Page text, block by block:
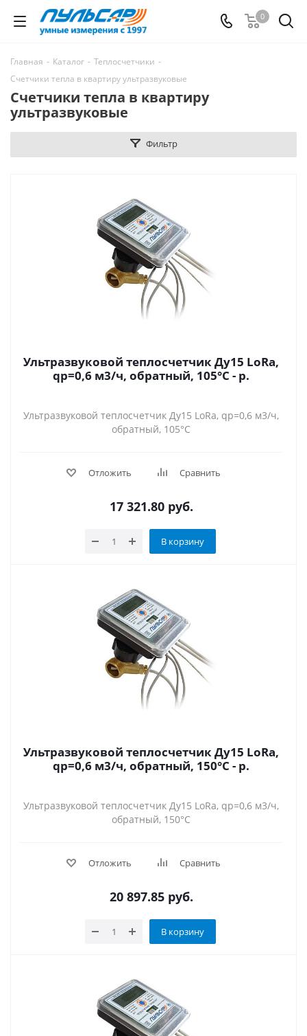
0
Главная - Каталог - Теплосчетчики -
Счетчики тепла в квартиру ультразвуковые
Счетчики тепла в квартиру
ультразвуковые
Фильтр
Ультразвуковой теплосчетчик Ду15 LoRa,
qp=0,6 м3/ч, обратный, 105°C - р.
Ультразвуковой теплосчетчик Ду15 LoRa, qp=0,6 м3/ч,
обратный, 105°C
Отложить Сравнить
17 321.80руб.
В корзину
Ультразвуковой теплосчетчик Ду15 LoRa,
qp=0,6 м3/ч, обратный, 150°C - р.
Ультразвуковой теплосчетчик Ду15 LoRa, qp=0,6 м3/ч,
обратный, 150°C
Отложить Сравнить
20 897.85руб.
В корзину